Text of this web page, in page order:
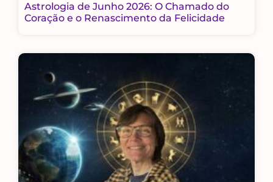
Astrologia de Junho 2026: O Chamado do
Coração e o Renascimento da Felicidade